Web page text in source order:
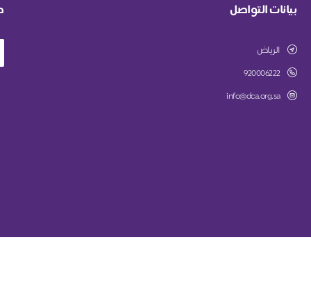
بيانات التواصل
الرياض
920006222
info@dca.org.sa